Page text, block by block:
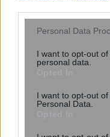
Please note that this
not limited to your visit
grant or deny consent
consent section.
Personal Data
I want to opt-out
personal data.
I want to opt-out
Personal Data.